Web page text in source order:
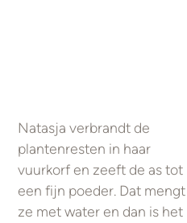
Natasja verbrandt de
plantenresten in haar
vuurkorf en zeeft de as tot
een fijn poeder. Dat mengt
ze met water en dan is het